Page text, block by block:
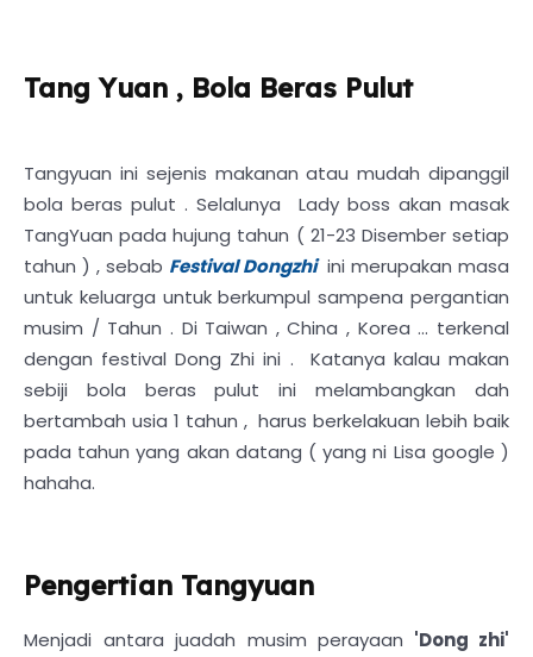
Tang Yuan , Bola Beras Pulut
Tangyuan ini sejenis makanan atau mudah dipanggil
bola beras pulut . Selalunya Lady boss akan masak
TangYuan pada hujung tahun ( 21-23 Disember setiap
tahun ) , sebab Festival Dongzhi ini merupakan masa
untuk keluarga untuk berkumpul sampena pergantian
musim / Tahun . Di Taiwan , China , Korea ... terkenal
dengan festival Dong Zhi ini . Katanya kalau makan
sebiji bola beras pulut ini melambangkan dah
bertambah usia 1 tahun , harus berkelakuan lebih baik
pada tahun yang akan datang ( yang ni Lisa google )
hahaha.
Pengertian Tangyuan
Menjadi antara juadah musim perayaan 'Dong zhi'